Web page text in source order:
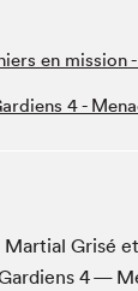
en mission
4 -
Grisé
4—